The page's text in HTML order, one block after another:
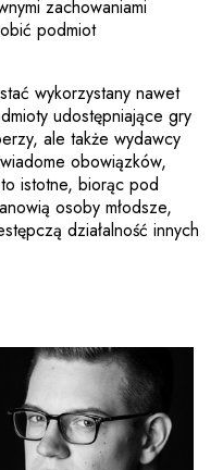
zachowaniami
podmiot
wykorzystany nawet
udostępniające gry
ale także wydawcy
obowiązków,
istotne, biorąc pod
osoby młodsze,
działalność innych